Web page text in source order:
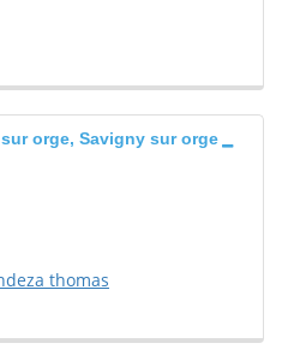
orge, Savigny sur orge
thomas